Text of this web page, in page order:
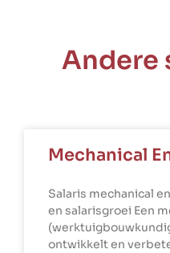
Andere
Mechanical
Salaris mechanical
en salarisgroei Een
ontwikkelt en